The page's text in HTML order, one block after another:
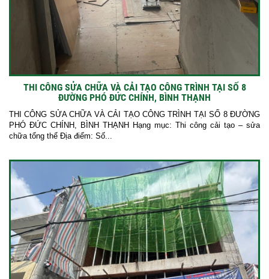
THI CÔNG SỬA CHỮA VÀ CẢI TẠO CÔNG TRÌNH TẠI SỐ 8
ĐƯỜNG PHÓ ĐỨC CHÍNH, BÌNH THẠNH
THI CÔNG SỬA CHỮA VÀ CẢI TẠO CÔNG TRÌNH TẠI SỐ 8 ĐƯỜNG
PHÓ ĐỨC CHÍNH, BÌNH THẠNH Hạng mục: Thi công cải tạo – sửa
chữa tổng thể Địa điểm: Số...